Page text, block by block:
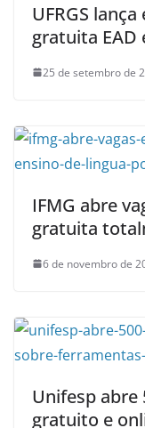
UFRGS
gratuita EAD
25 de setembro de
IFMG abre
gratuita
6 de novembro de
Unifesp abre
gratuito e